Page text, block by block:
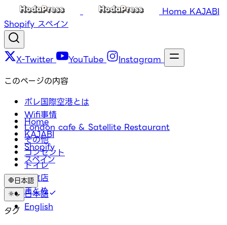
Home KAJABI
Shopify スペイン
X-Twitter YouTube Instagram
Home
KAJABI
Shopify
スペイン
日本語
日本語
English
このページの内容
ボレ国際空港とは
Wifi事情
London cafe & Satellite Restaurant
その他
コンセント
トイレ
飲食店
まとめ
タグ